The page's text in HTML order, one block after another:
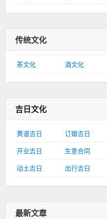
传统文化
茶文化 酒文化
吉日文化
黄道吉日 订婚吉日
开业吉日
生意合同
动土吉日
出行吉日
最新文章